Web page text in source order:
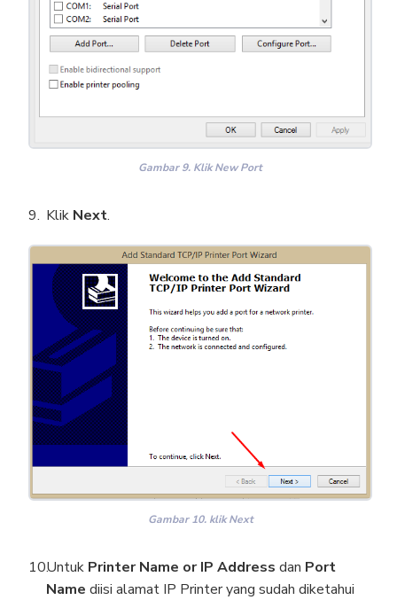
Gambar 9. Klik New Port
Klik Next.
Gambar 10. klik Next
Untuk Printer Name or IP Address dan Port
Name diisi alamat IP Printer yang sudah diketahui